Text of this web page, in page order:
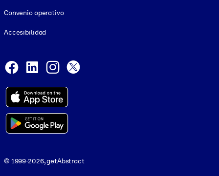
Convenio operativo
Accesibilidad
Facebook
LinkedInInstagram
© 1999-2026, getAbstract